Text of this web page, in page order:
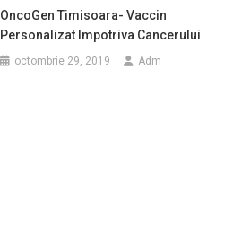
OncoGen Timisoara- Vaccin
Personalizat Impotriva Cancerului
octombrie 29, 2019 Adm